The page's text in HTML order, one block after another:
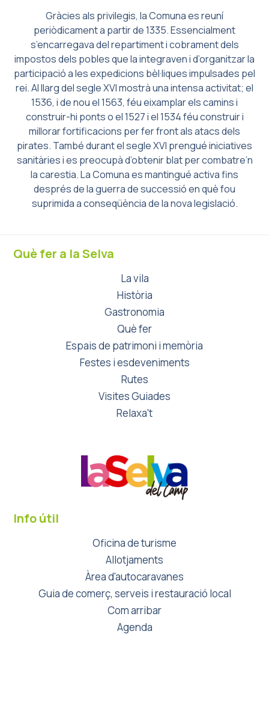
Gràcies als privilegis, la Comuna es reuní
periòdicament a partir de 1335. Essencialment
s’encarregava del repartiment i cobrament dels
impostos dels pobles que la integraven i d’organitzar la
participació a les expedicions bèl·liques impulsades pel
rei. Al llarg del segle XVI mostrà una intensa activitat; el
1536, i de nou el 1563, féu eixamplar els camins i
construir-hi ponts o el 1527 i el 1534 féu construir i
millorar fortificacions per fer front als atacs dels
pirates. També durant el segle XVI prengué iniciatives
sanitàries i es preocupà d’obtenir blat per combatre’n
la carestia. La Comuna es mantingué activa fins
després de la guerra de successió en què fou
suprimida a conseqüència de la nova legislació.
Què fer a la Selva
La vila
Història
Gastronomia
Què fer
Espais de patrimoni i memòria
Festes i esdeveniments
Rutes
Visites Guiades
Relaxa't
Info útil
Oficina de turisme
Allotjaments
Àrea d'autocaravanes
Guia de comerç, serveis i restauració local
Com arribar
Agenda